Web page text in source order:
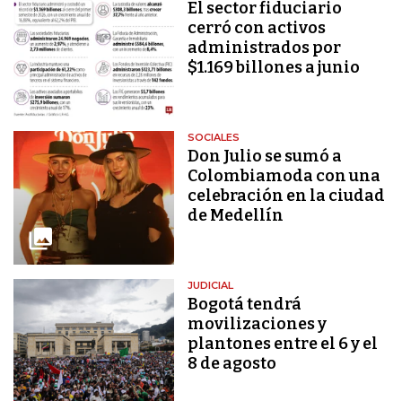
El sector fiduciario
cerró con activos
administrados por
$1.169 billones a junio
SOCIALES
Don Julio se sumó a
Colombiamoda con una
celebración en la ciudad
de Medellín
JUDICIAL
Bogotá tendrá
movilizaciones y
plantones entre el 6 y el
8 de agosto